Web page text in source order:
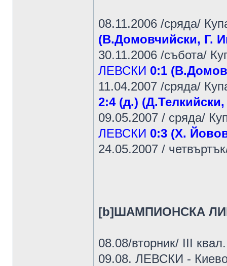
08.11.2006 /сряда/
(В.Домовчийски, Г.
30.11.2006 /събота/
ЛЕВСКИ 0:1
11.04.2007 /сряда/
2:4 (д.)
09.05.2007 / сряда/
ЛЕВСКИ 0:3 (Х.
24.05.2007 /
[b]ШАМПИОНСКА
08.08/вторник/ III
09.08. ЛЕВСКИ -